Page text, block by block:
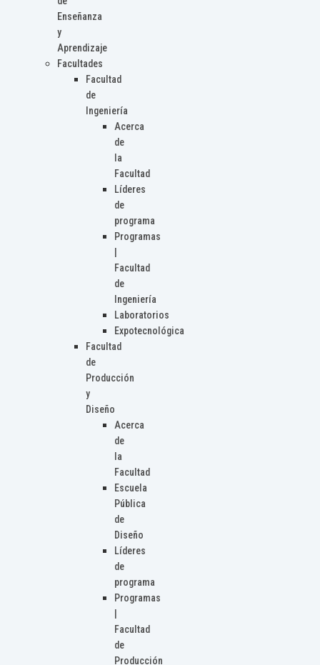
Enseñanza
y
Aprendizaje
Facultades
Facultad
de
Ingeniería
Acerca
de
la
Facultad
Líderes
de
programa
Programas
Facultad
de
Ingeniería
Laboratorios
Expotecnológica
Facultad
de
Producción
y
Diseño
Acerca
de
la
Facultad
Escuela
Pública
de
Diseño
Líderes
de
programa
Programas
Facultad
de
Producción